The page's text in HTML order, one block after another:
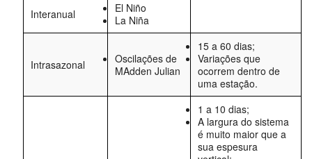
Interanual
El Niño
La Niña
Intrasazonal
Oscilações de
MAdden Julian
15 a 60 dias;
Variações que
ocorrem dentro de
uma estação.
1 a 10 dias;
A largura do sistema
é muito maior que a
sua espesura